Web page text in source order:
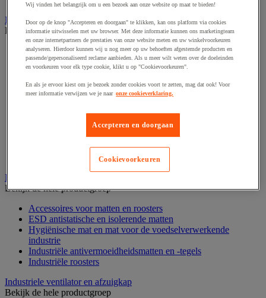
Industriële en magazijnstellingen
Bekijk de hele productgroep
Doorschuifstelling en doorrolstelling
Draagarmstelling voor lange lasten
Entresol voor magazijn
Lichte stelling
Middelzware stelling
Rek voor haspels en spoelen
Stelling voor detail- en groothandel
Stellingen voor de automobielindustrie
Industriële mat, tegel en rooster
Bekijk de hele productgroep
Accessoires voor matten en roosters
ESD antistatische en isolerende matten
Hygiënische mat en mat voor de voedselverwerkende
industrie
Industriële antivermoeidheidsmatten en -tegels
Industriële roosters
Industriele ventilator en afzuigkap
Bekijk de hele productgroep
Wij vinden het belangrijk om u een bezoek aan onze website op maat te bieden!
Door op de knop "Accepteren en doorgaan" te klikken, kan ons platform via cookies
informatie uitwisselen met uw browser. Met deze informatie kunnen ons marketingteam
en onze internetpartners de prestaties van onze website meten en uw winkelvoorkeuren
analyseren. Hierdoor kunnen wij u nog meer op uw behoeften afgestemde producten en
passende/gepersonaliseerd reclame aanbieden. Als u meer wilt weten over de doeleinden
en voorkeuren voor elk type cookie, klikt u op "Cookievoorkeuren".
En als je ervoor kiest om je bezoek zonder cookies voort te zetten, mag dat ook! Voor
meer informatie verwijzen we je naar onze cookieverklaring.
Accepteren en doorgaan
Cookievoorkeuren